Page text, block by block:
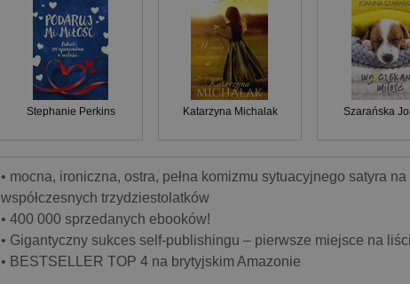
Stephanie Perkins Katarzyna Michalak Szarańska
• mocna, ironiczna, ostra, pełna komizmu sytuacyjnego satyra na
współczesnych trzydziestolatków
• 400 000 sprzedanych ebooków!
• Gigantyczny sukces self-publishingu – pierwsze miejsce na
• BESTSELLER TOP 4 na brytyjskim Amazonie